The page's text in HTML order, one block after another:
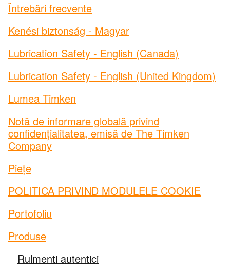
Explorați toate piețele
Explorați toate cataloagele și literatura
Timken®
Întrebări frecvente
Kenési biztonság - Magyar
Lubrication Safety - English (Canada)
Lubrication Safety - English (United Kingdom)
Lumea Timken
Notă de informare globală privind
confidențialitatea, emisă de The Timken
Company
Piețe
POLITICA PRIVIND MODULELE COOKIE
Portofoliu
Produse
Rulmenti autentici